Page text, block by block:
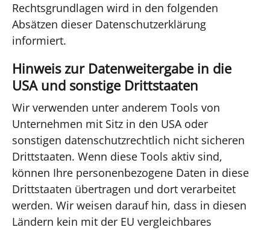
Rechtsgrundlagen wird in den folgenden
Absätzen dieser Datenschutzerklärung
informiert.
Hinweis zur Datenweitergabe in die
USA und sonstige Drittstaaten
Wir verwenden unter anderem Tools von
Unternehmen mit Sitz in den USA oder
sonstigen datenschutzrechtlich nicht sicheren
Drittstaaten. Wenn diese Tools aktiv sind,
können Ihre personenbezogene Daten in diese
Drittstaaten übertragen und dort verarbeitet
werden. Wir weisen darauf hin, dass in diesen
Ländern kein mit der EU vergleichbares